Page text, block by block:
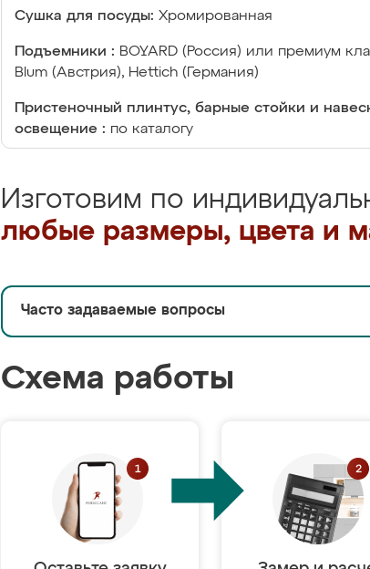
Сушка для посуды: Хромированная
Подъемники : BOYARD (Россия) или премиум
Blum (Австрия), Hettich (Германия)
Пристеночный плинтус, барные стойки и
освещение : по каталогу
Изготовим по
любые размеры, цвета и
Часто задаваемые вопросы
Схема работы